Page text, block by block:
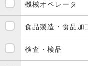
機械オペレータ
食品製造・食品加
検査・検品